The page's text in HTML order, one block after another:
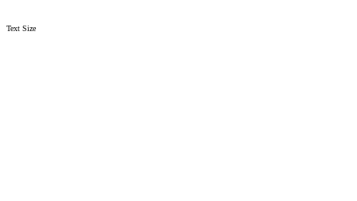
Text Size